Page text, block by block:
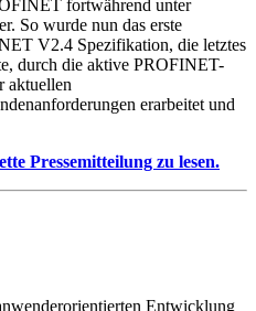
fortwährend unter
So wurde nun das erste
V2.4 Spezifikation, die letztes
durch die aktive PROFINET-
aktuellen
erarbeitet und
Pressemitteilung zu lesen.
Entwicklung